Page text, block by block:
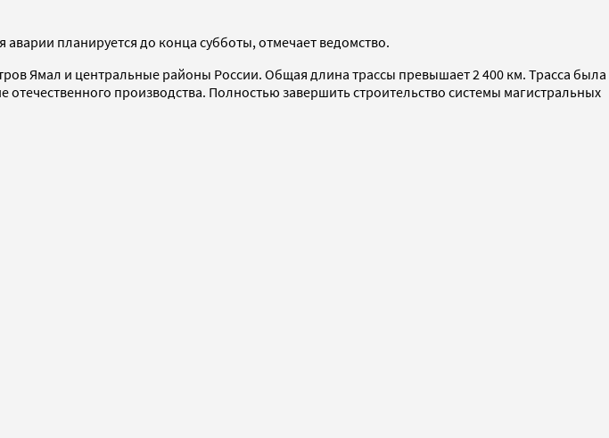
планируется до конца субботы, отмечает ведомство.
Ямал и центральные районы России. Общая длина трассы превышает 2 400 км. Трасса была
производства. Полностью завершить строительство системы магистральных